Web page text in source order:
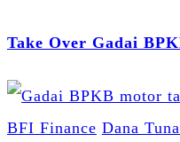
Take Over Gadai
BFI Finance Dana